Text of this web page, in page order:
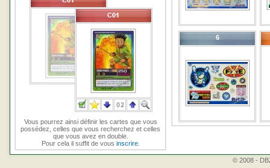
Vous pourrez ainsi définir les cartes que vous
possédez, celles que vous recherchez et celles
que vous avez en double.
Pour cela il suffit de vous inscrire.
6
© 2008 -